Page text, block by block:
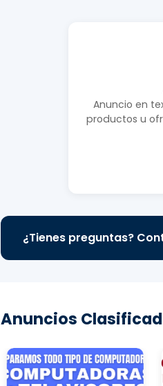
Anuncio en
productos u
¿Tienes preguntas?
Anuncios